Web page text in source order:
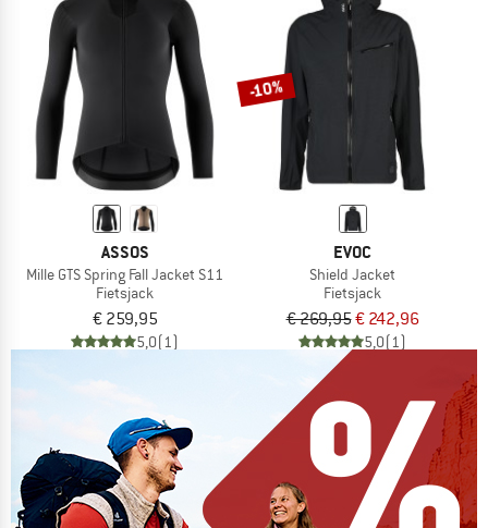
ASSOS
Mille GTS Spring Fall Jacket S11
Fietsjack
€ 259,95
5,0(1)
-10%
EVOC
Shield Jacket
Fietsjack
€ 269,95€ 242,96
5,0(1)